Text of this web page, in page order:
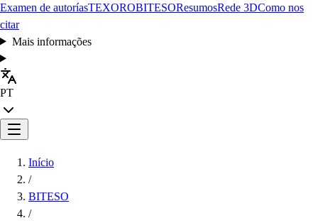
Examen de autoríasTEXOROBITESOResumosRede 3DComo nos
citar
Mais informações
PT
Início
/
BITESO
/